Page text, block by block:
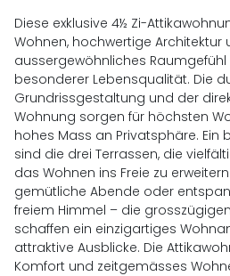
Diese exklusive 4½ Zi-
Wohnen, hochwertige Architektur
aussergewöhnliches
besonderer Lebensqualität. Die
Grundrissgestaltung und der
Wohnung sorgen für höchsten
hohes Mass an Privatsphäre. Ein
sind die drei Terrassen, die
das Wohnen ins Freie zu
gemütliche Abende oder
freiem Himmel – die
schaffen ein einzigartiges
attraktive Ausblicke. Die
Komfort und zeitgemässes